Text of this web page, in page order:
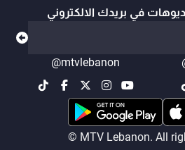
في بريدك الالكتروني
@mtvlebanon
© MTV Lebanon. All